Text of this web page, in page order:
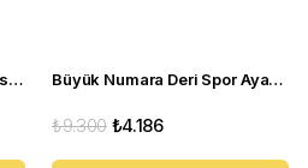
Büyük Numara Erkek 4 Mevsim Ayakkabı - PASA103 Kahve Büyük Numara Deri Spor Ayakkabı - GG18 Gri
₺4.186
₺9.300